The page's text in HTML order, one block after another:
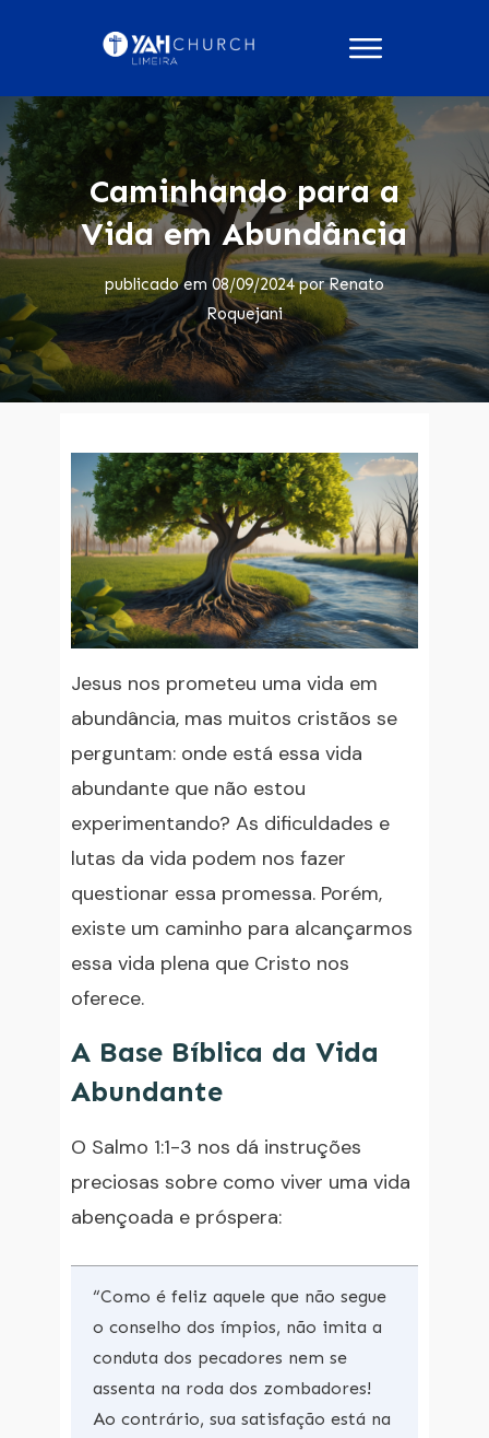
Caminhando para a
Vida em Abundância
publicado em08/09/2024porRenato
Roquejani
Jesus nos prometeu uma vida em
abundância, mas muitos cristãos se
perguntam: onde está essa vida
abundante que não estou
experimentando? As dificuldades e
lutas da vida podem nos fazer
questionar essa promessa. Porém,
existe um caminho para alcançarmos
essa vida plena que Cristo nos
oferece.
A Base Bíblica da Vida
Abundante
O Salmo 1:1-3 nos dá instruções
preciosas sobre como viver uma vida
abençoada e próspera:
“Como é feliz aquele que não segue
o conselho dos ímpios, não imita a
conduta dos pecadores nem se
assenta na roda dos zombadores!
Ao contrário, sua satisfação está na